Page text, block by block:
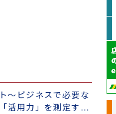
～ビジネスで必要な
活用力」を測定する